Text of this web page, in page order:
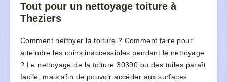
Tout pour un nettoyage toiture à
Theziers
Comment nettoyer la toiture ? Comment faire pour
atteindre les coins inaccessibles pendant le nettoyage
? Le nettoyage de la toiture 30390 ou des tuiles paraît
facile, mais afin de pouvoir accéder aux surfaces